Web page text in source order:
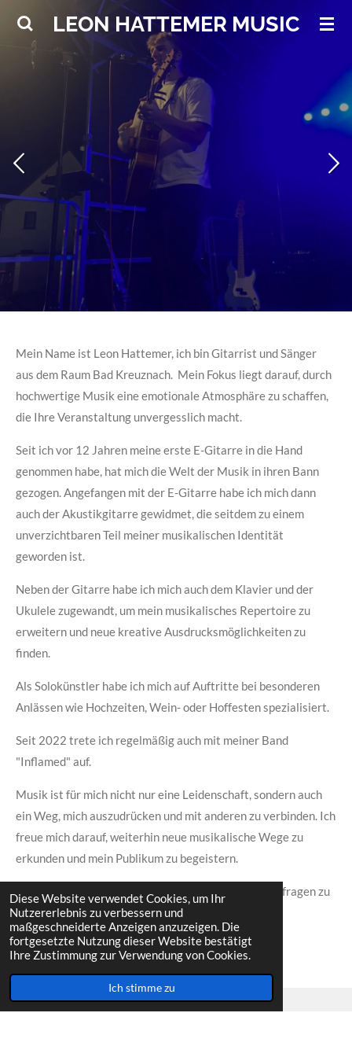
Diese Website verwendet Cookies, um Ihr
Nutzererlebnis zu verbessern und
maßgeschneiderte Anzeigen anzuzeigen. Die
fortgesetzte Nutzung dieser Website bestätigt
Ihre Zustimmung zur Verwendung von Cookies.
Ich stimme zu
Zum
Hauptinhalt
springen
LEON HATTEMER MUSIC
Mein Name ist Leon Hattemer, ich bin Gitarrist und Sänger
aus dem Raum Bad Kreuznach. Mein Fokus liegt darauf, durch
hochwertige Musik eine emotionale Atmosphäre zu schaffen,
die Ihre Veranstaltung unvergesslich macht.
Seit ich vor 12 Jahren meine erste E-Gitarre in die Hand
genommen habe, hat mich die Welt der Musik in ihren Bann
gezogen. Angefangen mit der E-Gitarre habe ich mich dann
auch der Akustikgitarre gewidmet, die seitdem zu einem
unverzichtbaren Teil meiner musikalischen Identität
geworden ist.
Neben der Gitarre habe ich mich auch dem Klavier und der
Ukulele zugewandt, um mein musikalisches Repertoire zu
erweitern und neue kreative Ausdrucksmöglichkeiten zu
finden.
Als Solokünstler habe ich mich auf Auftritte bei besonderen
Anlässen wie Hochzeiten, Wein- oder Hoffesten spezialisiert.
Seit 2022 trete ich regelmäßig auch mit meiner Band
"Inflamed" auf.
Musik ist für mich nicht nur eine Leidenschaft, sondern auch
ein Weg, mich auszudrücken und mit anderen zu verbinden. Ich
freue mich darauf, weiterhin neue musikalische Wege zu
erkunden und mein Publikum zu begeistern.
Treten Sie gerne mit mir in Kontakt, um Buchungsanfragen zu
stellen. Ich freue mich darauf, von Ihnen zu hören!